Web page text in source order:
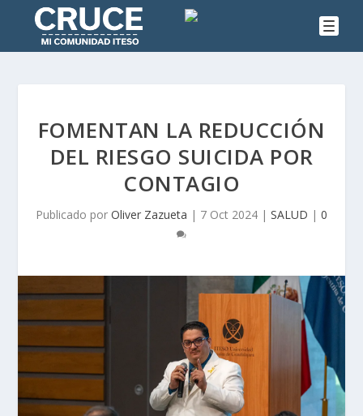
FOMENTAN LA REDUCCIÓN
DEL RIESGO SUICIDA POR
CONTAGIO
Publicado por Oliver Zazueta | 7 Oct 2024 | SALUD | 0